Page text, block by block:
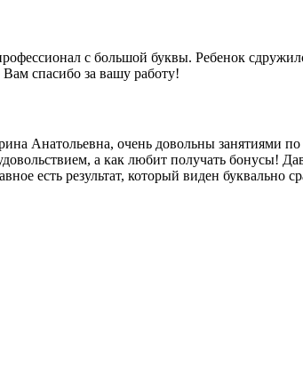
с большой буквы. Ребенок
спасибо за вашу работу!
Анатольевна, очень довольны занятиями
а как любит получать бонусы!
есть результат, который виден